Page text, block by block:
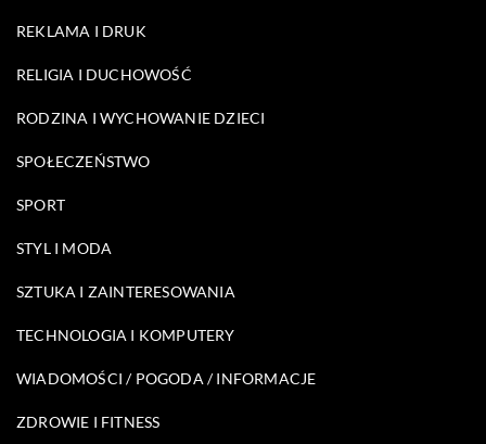
REKLAMA I DRUK
RELIGIA I DUCHOWOŚĆ
RODZINA I WYCHOWANIE DZIECI
SPOŁECZEŃSTWO
SPORT
STYL I MODA
SZTUKA I ZAINTERESOWANIA
TECHNOLOGIA I KOMPUTERY
WIADOMOŚCI / POGODA / INFORMACJE
ZDROWIE I FITNESS